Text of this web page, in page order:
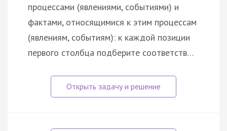
процессами (явлениями, событиями) и
фактами, относящимися к этим процессам
(явлениям, событиям): к каждой позиции
первого столбца подберите соответств…